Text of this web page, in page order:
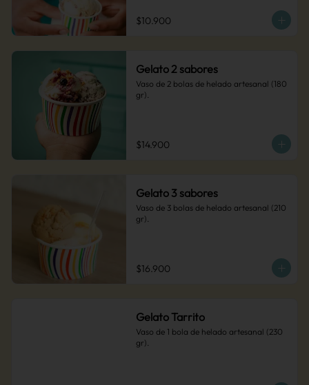
$10.900
Gelato 2 sabores
Vaso de 2 bolas de helado artesanal (180
gr).
$14.900
Gelato 3 sabores
Vaso de 3 bolas de helado artesanal (210
gr).
$16.900
Gelato Tarrito
Vaso de 1 bola de helado artesanal (230
gr).